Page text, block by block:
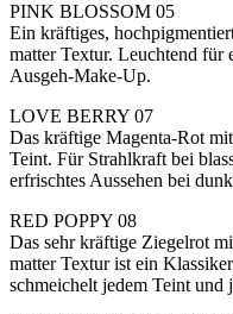
PINK BLOSSOM 05
Ein kräftiges,
matter Textur. Leuchtend für
Ausgeh-Make-Up.
LOVE BERRY 07
Das kräftige Magenta-Rot
Teint. Für Strahlkraft bei
erfrischtes Aussehen bei
RED POPPY 08
Das sehr kräftige Ziegelrot
matter Textur ist ein
schmeichelt jedem Teint und